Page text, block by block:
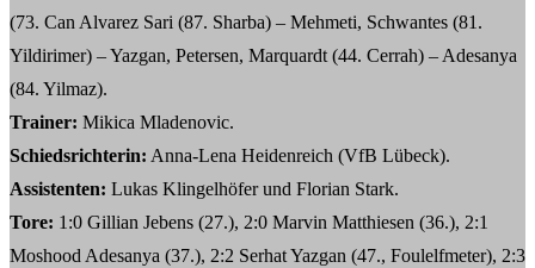
(73. Can Alvarez Sari (87. Sharba) – Mehmeti, Schwantes (81.
Yildirimer) – Yazgan, Petersen, Marquardt (44. Cerrah) – Adesanya
(84. Yilmaz).
Trainer: Mikica Mladenovic.
Schiedsrichterin: Anna-Lena Heidenreich (VfB Lübeck).
Assistenten: Lukas Klingelhöfer und Florian Stark.
Tore: 1:0 Gillian Jebens (27.), 2:0 Marvin Matthiesen (36.), 2:1
Moshood Adesanya (37.), 2:2 Serhat Yazgan (47., Foulelfmeter), 2:3